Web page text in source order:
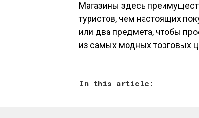
Магазины здесь
туристов, чем настоящих
или два предмета, чтобы
из самых модных торговых
In this article: